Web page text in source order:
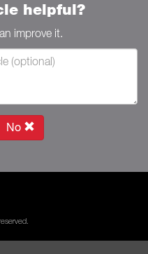
helpful?
improve it.
No